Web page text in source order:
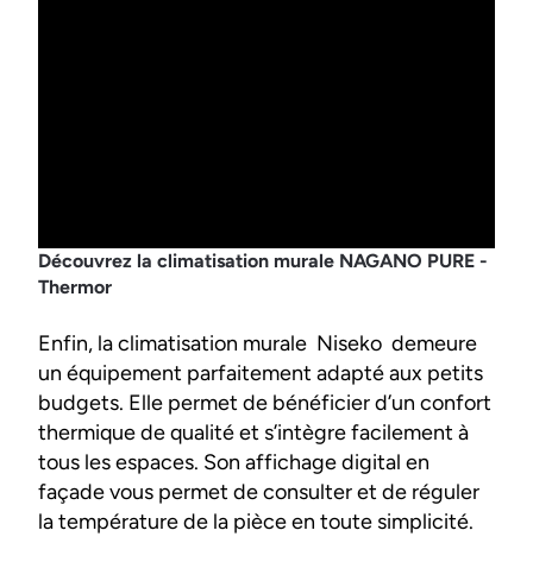
Découvrez la climatisation murale NAGANO PURE -
Thermor
Enfin, la climatisation murale Niseko demeure
un équipement parfaitement adapté aux petits
budgets. Elle permet de bénéficier d’un confort
thermique de qualité et s’intègre facilement à
tous les espaces. Son affichage digital en
façade vous permet de consulter et de réguler
la température de la pièce en toute simplicité.